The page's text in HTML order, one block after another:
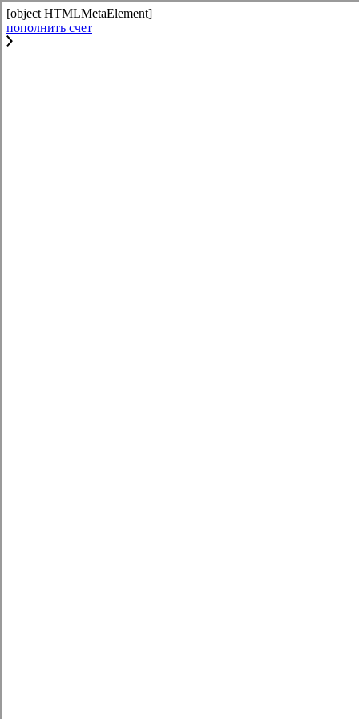
[object HTMLMetaElement]
пополнить счет